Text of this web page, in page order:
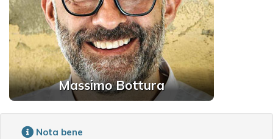
Massimo Bottura
Nota bene